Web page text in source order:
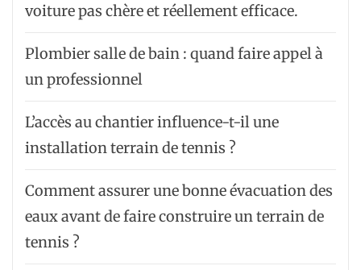
voiture pas chère et réellement efficace.
Plombier salle de bain : quand faire appel à
un professionnel
L’accès au chantier influence-t-il une
installation terrain de tennis ?
Comment assurer une bonne évacuation des
eaux avant de faire construire un terrain de
tennis ?